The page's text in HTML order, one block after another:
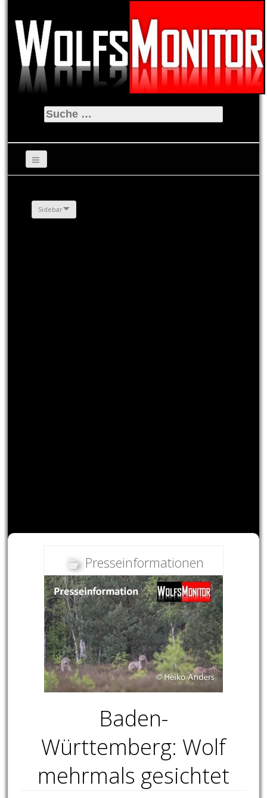
Suche
nach:
Sidebar
Presseinformationen
Baden-
Württemberg: Wolf
mehrmals gesichtet